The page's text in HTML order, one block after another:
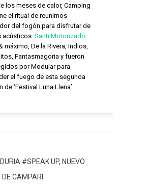
los meses de calor, Camping
el ritual de reunirnos
del fogón para disfrutar de
acústicos.Santi Motorizado
máximo, De la Rivera, Indios,
, Fantasmagoria y fueron
por Modular para
el fuego de esta segunda
de ‘Festival Luna Llena’.
#SPEAK UP, NUEVO
DE CAMPARI